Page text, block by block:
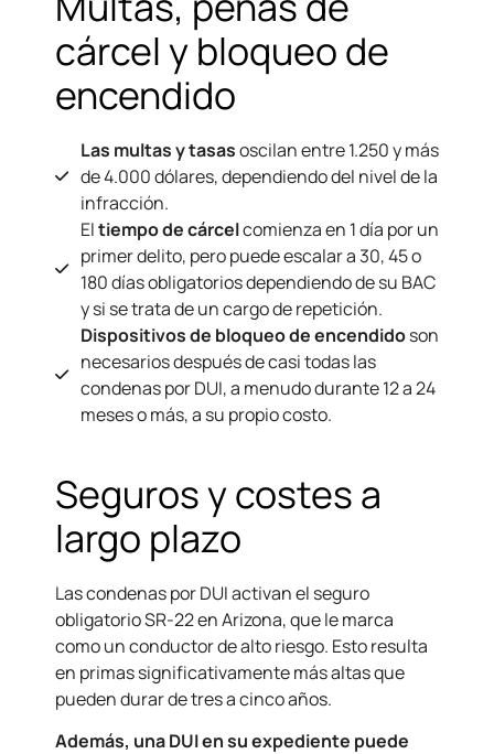
cárcel y bloqueo de
encendido
Las multas y tasasoscilan entre 1.250 y más
de 4.000 dólares, dependiendo del nivel de la
infracción.
Eltiempo de cárcelcomienza en 1 día por un
primer delito, pero puede escalar a 30, 45 o
180 días obligatorios dependiendo de su BAC
y si se trata de un cargo de repetición.
Dispositivos de bloqueo de encendidoson
necesarios después de casi todas las
condenas por DUI, a menudo durante 12 a 24
meses o más, a su propio costo.
Seguros y costes a
largo plazo
Las condenas por DUI activan el seguro
obligatorio SR-22 en Arizona, que le marca
como un conductor de alto riesgo. Esto resulta
en primas significativamente más altas que
pueden durar de tres a cinco años.
Además, una DUI en su expediente puede